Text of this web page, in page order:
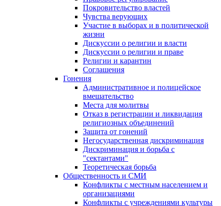
Покровительство властей
Чувства верующих
Участие в выборах и в политической
жизни
Дискуссии о религии и власти
Дискуссии о религии и праве
Религии и карантин
Соглашения
Гонения
Административное и полицейское
вмешательство
Места для молитвы
Отказ в регистрации и ликвидация
религиозных объединений
Защита от гонений
Негосударственная дискриминация
Дискриминация и борьба с
"сектантами"
Теоретическая борьба
Общественность и СМИ
Конфликты с местным населением и
организациями
Конфликты с учреждениями культуры